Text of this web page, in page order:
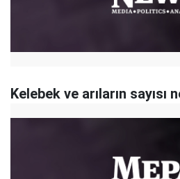
Kelebek ve arıların sayısı